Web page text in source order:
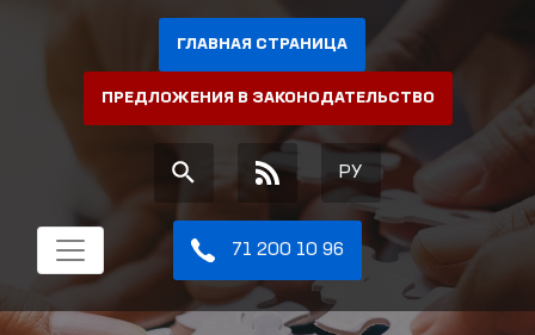
ГЛАВНАЯ СТРАНИЦА
ПРЕДЛОЖЕНИЯ В ЗАКОНОДАТЕЛЬСТВО
РУ
71 200 10 96